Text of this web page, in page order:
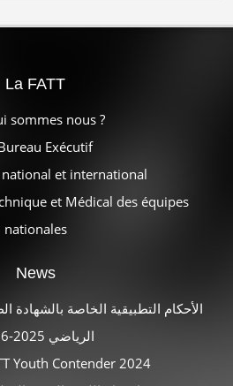
La FATT
sommes nous ?
Exécutif
national et international
et Médical des équipes
nationales
News
الأحكام التطبيقية الخاصة بالشهادة
الرياضي 2025-2026
Youth Contender 2024